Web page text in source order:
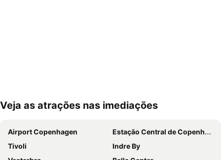
Ampliar mapa
Veja as atrações nas imediações
Airport Copenhagen
Estação Central de Copenhague
Tivoli
Indre By